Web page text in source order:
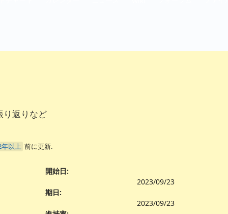
返りなど
年以上 前に更新.
開始日:
2023/09/23
期日:
2023/09/23